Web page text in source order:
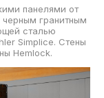
панелями от
черным гранитным
сталью
Simplice. Стены
Hemlock.